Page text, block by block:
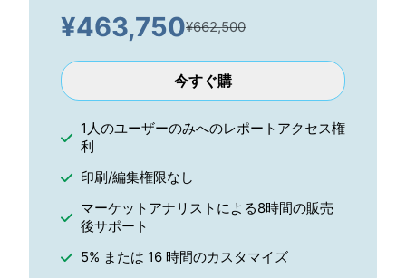
¥463,750¥662,500
今すぐ購
1人のユーザーのみへのレポートアクセス権
利
印刷/編集権限なし
マーケットアナリストによる8時間の販売
後サポート
5% または 16 時間のカスタマイズ